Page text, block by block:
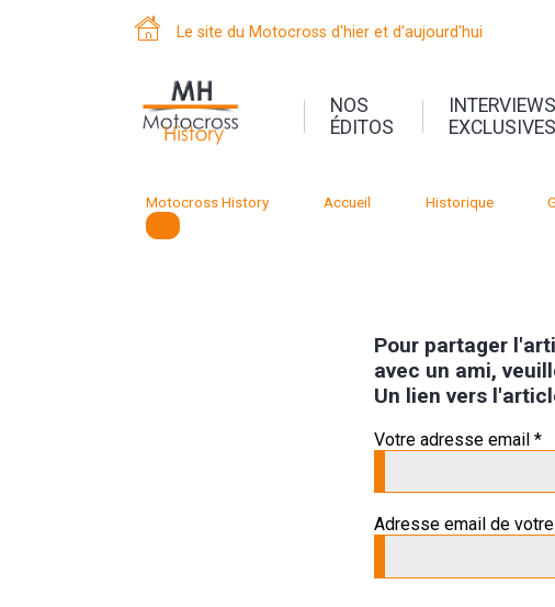
Le site du Motocross d'hier et d'aujourd'hui
NOS
ÉDITOS
INTERVIEWS
EXCLUSIVES
Motocross History Accueil Historique
Pour partager
avec un ami,
Un lien vers
Votre adresse email *
Adresse email de